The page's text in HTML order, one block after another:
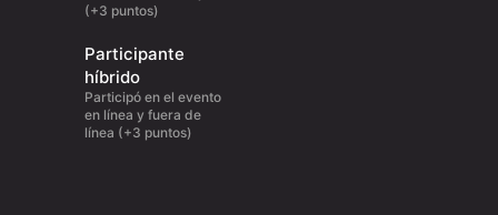
(+3 puntos)
Participante
híbrido
Participó en el evento
en línea y fuera de
línea (+3 puntos)